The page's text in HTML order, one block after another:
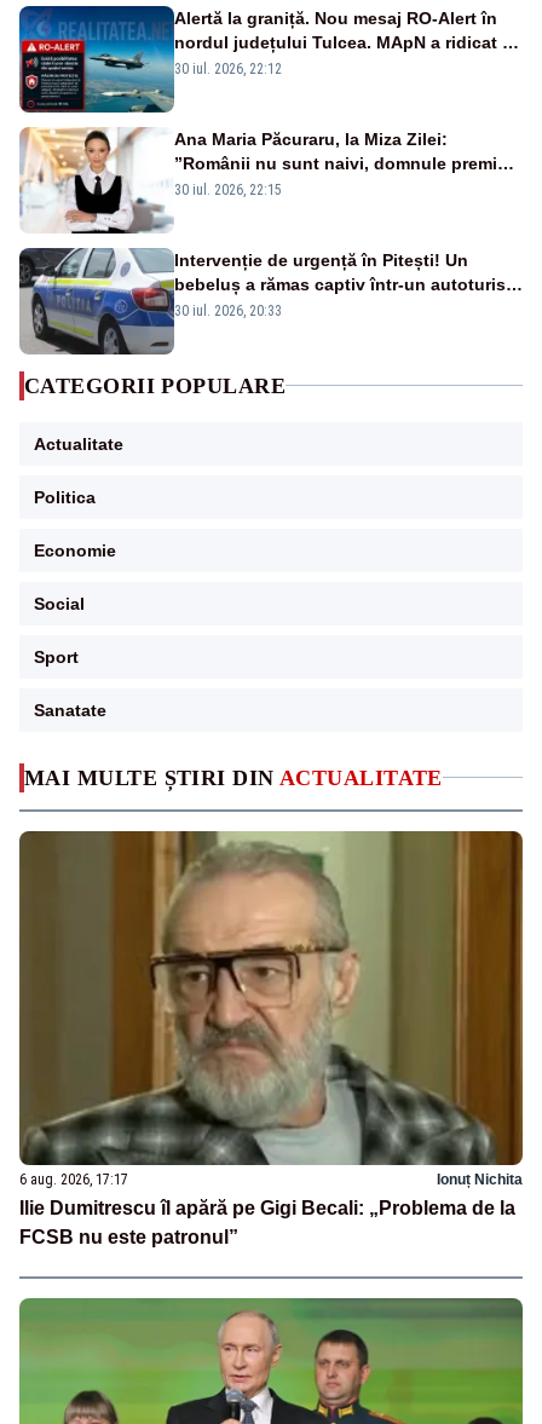
MAI MULTE ȘTIRI DIN ACTUALITATE
6 aug. 2026, 17:17 Ionuț Nichita
Ilie Dumitrescu îl apără pe Gigi Becali: „Problema de la
FCSB nu este patronul”
Alertă la graniță. Nou mesaj RO-Alert în
nordul județului Tulcea. MApN a ridicat de
la sol două avioane F-16
30 iul. 2026, 22:12
Ana Maria Păcuraru, la Miza Zilei:
”Românii nu sunt naivi, domnule premier
Bolojan”
30 iul. 2026, 22:15
Intervenție de urgență în Pitești! Un
bebeluș a rămas captiv într-un autoturism
din cauza unei defecțiuni
30 iul. 2026, 20:33
CATEGORII POPULARE
Actualitate
Politica
Economie
Social
Sport
Sanatate